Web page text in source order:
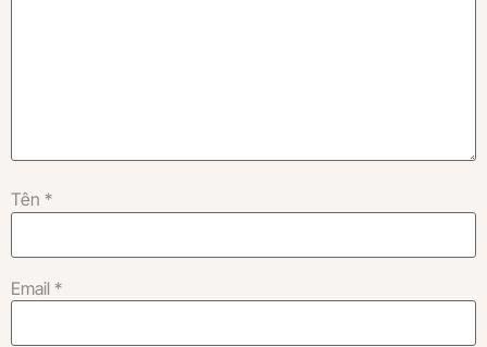
Tên *
Email *